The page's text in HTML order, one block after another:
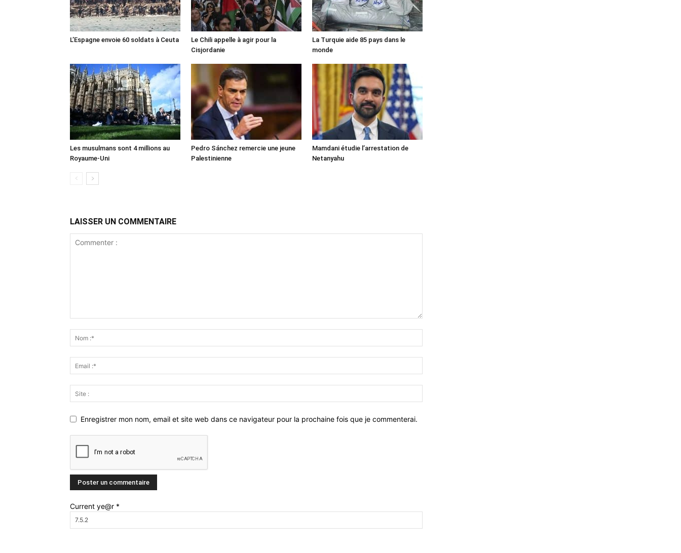
L’Espagne envoie 60 soldats à Ceuta
Le Chili appelle à agir pour la
Cisjordanie
La Turquie aide 85 pays dans le
monde
Les musulmans sont 4 millions au
Royaume-Uni
Pedro Sánchez remercie une jeune
Palestinienne
Mamdani étudie l’arrestation de
Netanyahu
LAISSER UN COMMENTAIRE
Enregistrer mon nom, email et site web dans ce navigateur pour la prochaine fois que je commenterai.
Current ye@r *